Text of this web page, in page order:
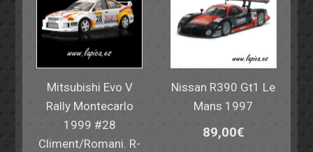
Mitsubishi Evo V
Rally Montecarlo
1999 #28
Climent/Romani. R-
Nissan R390 Gt1 Le
Mans 1997
89,00€